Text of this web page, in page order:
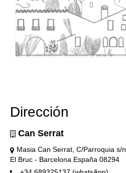
Dirección
Can Serrat
Masia Can Serrat, C/Parroquia s/n
El Bruc - Barcelona España 08294